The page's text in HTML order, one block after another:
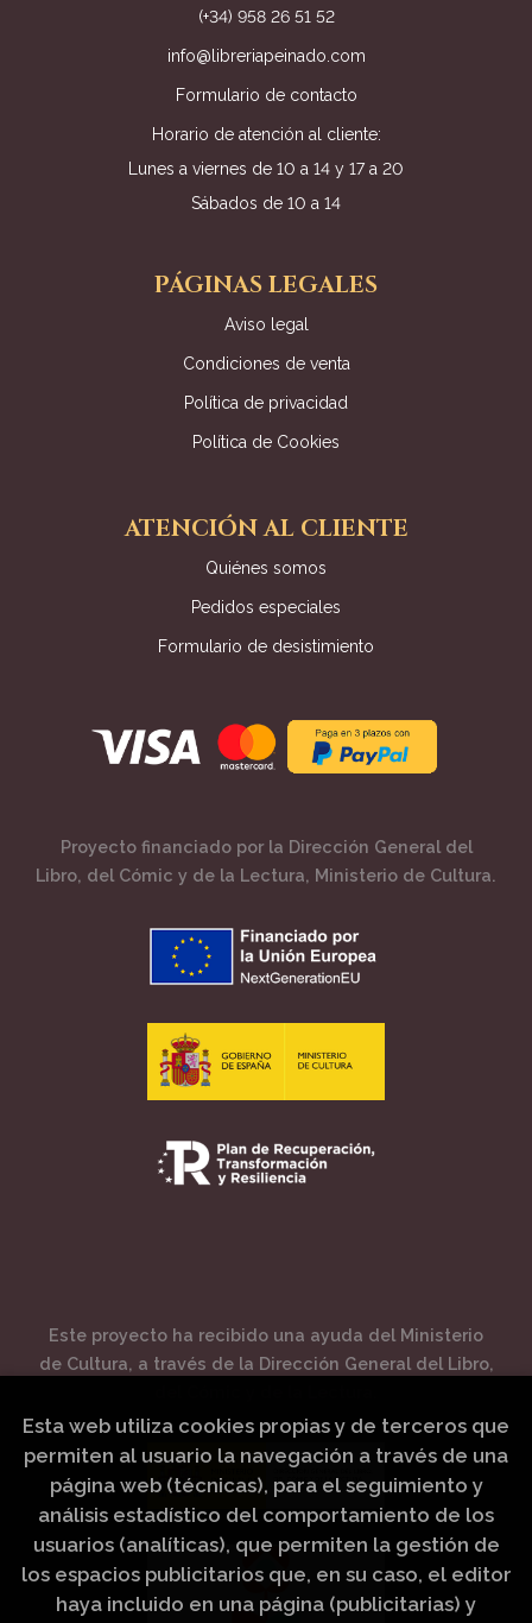
(+34) 958 26 51 52
info@libreriapeinado.com
Formulario de contacto
Horario de atención al cliente:
Lunes a viernes de 10 a 14 y 17 a 20
Sábados de 10 a 14
PÁGINAS LEGALES
Aviso legal
Condiciones de venta
Política de privacidad
Política de Cookies
ATENCIÓN AL CLIENTE
Quiénes somos
Pedidos especiales
Formulario de desistimiento
Proyecto financiado por la Dirección General del
Libro, del Cómic y de la Lectura, Ministerio de Cultura.
Este proyecto ha recibido una ayuda del Ministerio
de Cultura, a través de la Dirección General del Libro,
Esta web utiliza cookies propias y de terceros que
permiten al usuario la navegación a través de una
página web (técnicas), para el seguimiento y
análisis estadístico del comportamiento de los
usuarios (analíticas), que permiten la gestión de
los espacios publicitarios que, en su caso, el editor
haya incluido en una página (publicitarias) y